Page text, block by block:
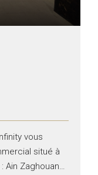
vous
situé à
Ain Zaghouan